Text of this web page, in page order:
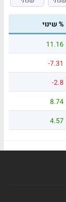
% שינוי
11.16
-7.31
-2.8
8.74
4.57